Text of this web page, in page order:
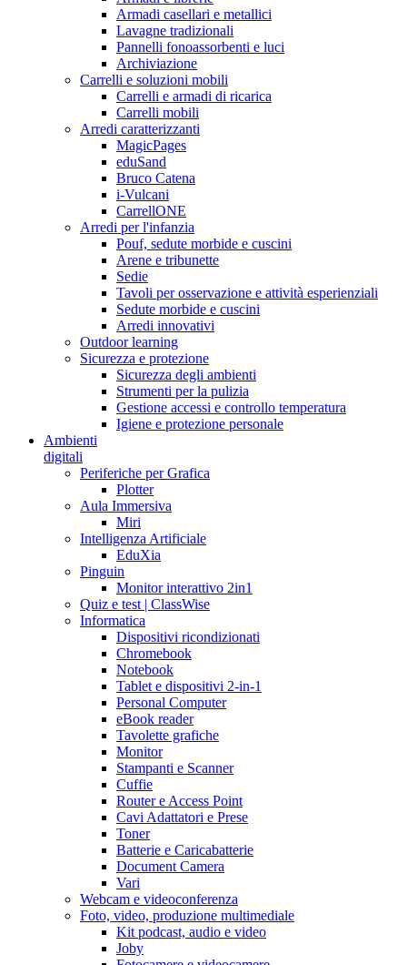
Armadi casellari e metallici
Lavagne tradizionali
Pannelli fonoassorbenti e luci
Archiviazione
Carrelli e soluzioni mobili
Carrelli e armadi di ricarica
Carrelli mobili
Arredi caratterizzanti
MagicPages
eduSand
Bruco Catena
i-Vulcani
CarrellONE
Arredi per l'infanzia
Pouf, sedute morbide e cuscini
Arene e tribunette
Sedie
Tavoli per osservazione e attività esperienziali
Sedute morbide e cuscini
Arredi innovativi
Outdoor learning
Sicurezza e protezione
Sicurezza degli ambienti
Strumenti per la pulizia
Gestione accessi e controllo temperatura
Igiene e protezione personale
Ambienti
digitali
Periferiche per Grafica
Plotter
Aula Immersiva
Miri
Intelligenza Artificiale
EduXia
Pinguin
Monitor interattivo 2in1
Quiz e test | ClassWise
Informatica
Dispositivi ricondizionati
Chromebook
Notebook
Tablet e dispositivi 2-in-1
Personal Computer
eBook reader
Tavolette grafiche
Monitor
Stampanti e Scanner
Cuffie
Router e Access Point
Cavi Adattatori e Prese
Toner
Batterie e Caricabatterie
Document Camera
Vari
Webcam e videoconferenza
Foto, video, produzione multimediale
Kit podcast, audio e video
Joby